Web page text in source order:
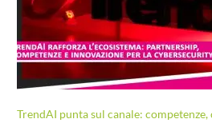
TrendAI punta sul canale: